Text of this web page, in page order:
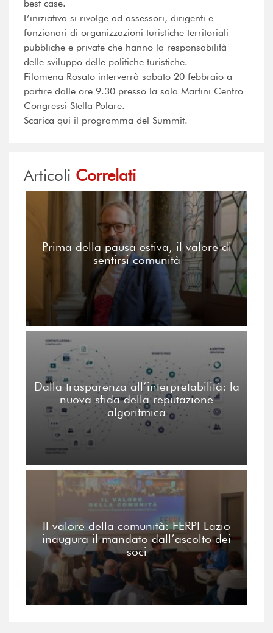
best case.
L’iniziativa si rivolge ad assessori, dirigenti e
funzionari di organizzazioni turistiche territoriali
pubbliche e private che hanno la responsabilità
delle sviluppo delle politiche turistiche.
Filomena Rosato interverrà sabato 20 febbraio a
partire dalle ore 9.30 presso la sala Martini Centro
Congressi Stella Polare.
Scarica qui il programma del Summit.
Articoli Correlati
Prima della pausa estiva, il valore di
sentirsi comunità
Dalla trasparenza all’interpretabilità: la
nuova sfida della reputazione
algoritmica
Il valore della comunità: FERPI Lazio
inaugura il mandato dall’ascolto dei
soci